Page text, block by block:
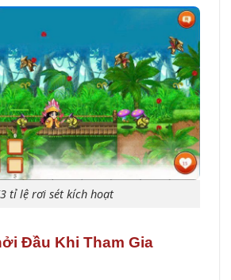
tỉ lệ rơi sét kích hoạt
Đầu Khi Tham Gia